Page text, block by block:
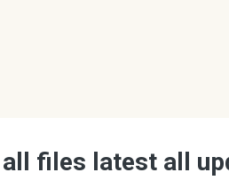
files latest all